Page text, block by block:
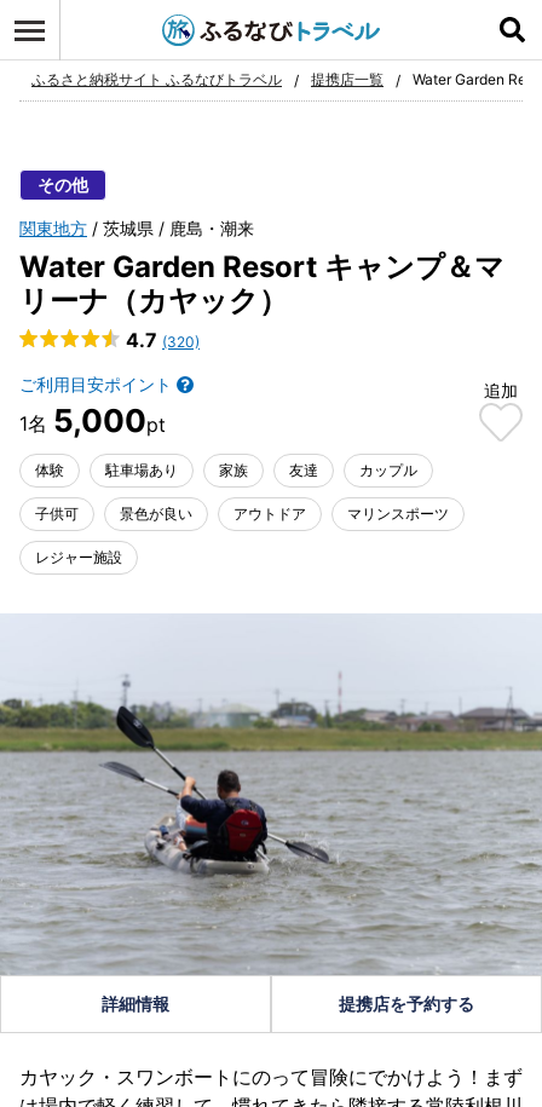
お気に入り
ふるさと納税サイト ふるなびトラベル 提携店一覧 Water Garden
その他
関東地方 茨城県 鹿島・潮来
Water Garden Resort キャンプ＆マ
リーナ（カヤック）
4.7 (320)
ご利用目安ポイント
5,000
追加
体験 駐車場あり 家族 友達 カップル
子供可 景色が良い アウトドア マリンスポーツ
レジャー施設
詳細情報 提携店を予約する
カヤック・スワンボートにのって冒険にでかけよう！まず